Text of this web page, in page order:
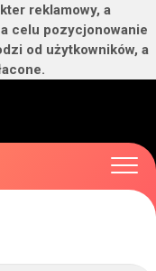
reklamowy, a
celu pozycjonowanie
od użytkowników, a